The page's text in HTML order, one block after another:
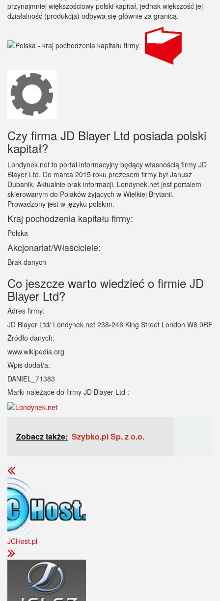
Czy firma JD Blayer Ltd posiada polski
kapitał?
Londynek.net to portal informacyjny będący własnością firmy JD
Blayer Ltd. Do marca 2015 roku prezesem firmy był Janusz
Dubanik. Aktualnie brak informacji. Londynek.net jest portalem
skierowanym do Polaków żyjących w Wielkiej Brytanii.
Prowadzony jest w języku polskim.
Kraj pochodzenia kapitału firmy:
Polska
Akcjonariat/Właściciele:
Brak danych
Co jeszcze warto wiedzieć o firmie JD
Blayer Ltd?
Adres firmy:
JD Blayer Ltd/ Londynek.net 238-246 King Street London W6 0RF
Źródło danych:
www.wikipedia.org
Wpis dodał/a:
DANIEL_71383
Marki należące do firmy JD Blayer Ltd :
Zobacz także: Szybko.pl Sp. z o.o.
JCHost.pl